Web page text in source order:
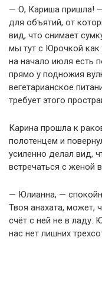
— О, Кариша пришла!
для объятий, от
вид, что снимает
мы тут с Юрочкой как
на начало июля есть
прямо у подножия
вегетарианское
требует этого
Карина прошла к
полотенцем и
усиленно делал вид,
встречаться с женой
— Юлианна, —
Твоя анахата, может,
счёт с ней не в ладу.
нас нет лишних